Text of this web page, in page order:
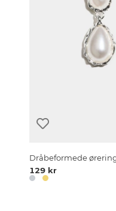
Dråbeformede
129 kr